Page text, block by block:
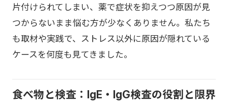
片付けられてしまい、薬で症状を抑えつつ原因が見
つからないまま悩む方が少なくありません。私たち
も取材や実践で、ストレス以外に原因が隠れている
ケースを何度も見てきました。
食べ物と検査：IgE・IgG検査の役割と限界